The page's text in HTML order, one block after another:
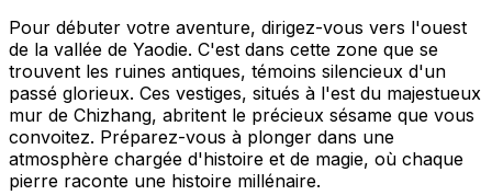
Pour débuter votre aventure, dirigez-vous vers l'ouest
de la vallée de Yaodie. C'est dans cette zone que se
trouvent les ruines antiques, témoins silencieux d'un
passé glorieux. Ces vestiges, situés à l'est du majestueux
mur de Chizhang, abritent le précieux sésame que vous
convoitez. Préparez-vous à plonger dans une
atmosphère chargée d'histoire et de magie, où chaque
pierre raconte une histoire millénaire.